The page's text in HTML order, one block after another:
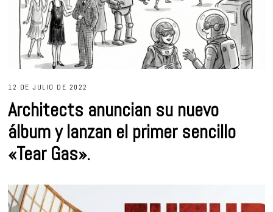
12 DE JULIO DE 2022
Architects anuncian su nuevo
álbum y lanzan el primer sencillo
«Tear Gas».